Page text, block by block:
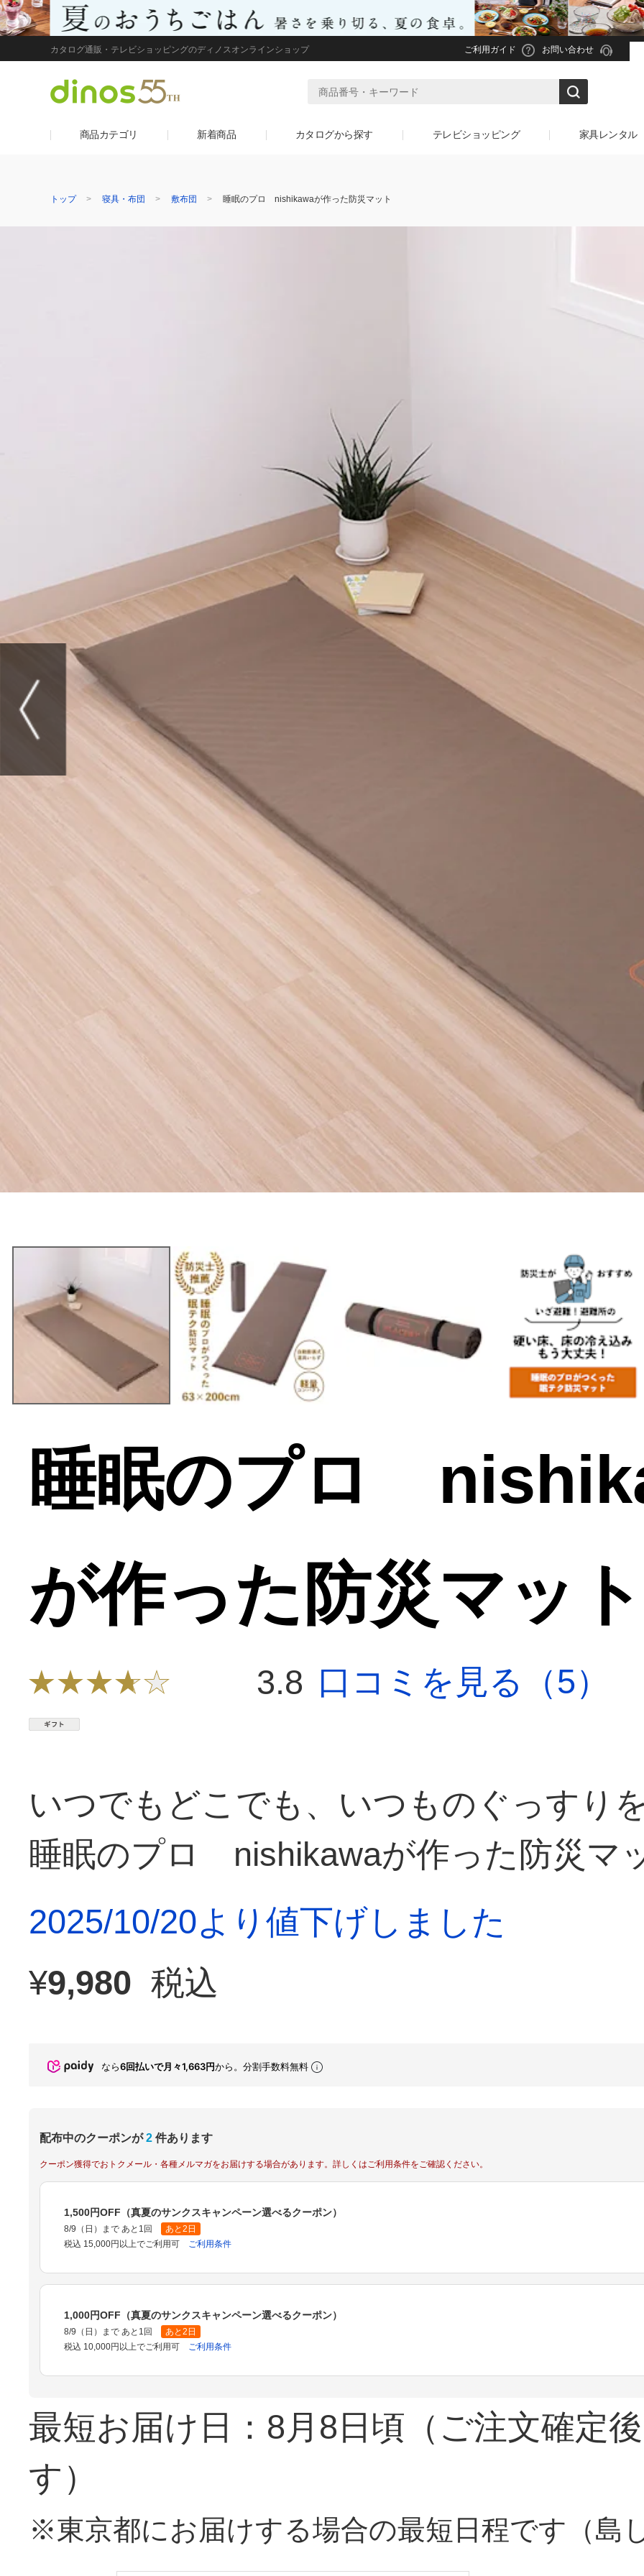
カタログ通販・テレビショッピングのディノスオンラインショップ ご利用ガイド お問い合わせ
商品カテゴリ 新着商品 カタログから探す テレビショッピング 家具レンタル
トップ 寝具・布団 敷布団 睡眠のプロ nishikawaが作った防災マット
睡眠のプロ
が作った防災マット
3.8 口コミを見る（5）
いつでもどこでも、いつものぐっすりを
睡眠のプロ nishikawaが作った防災マ
2025/10/20より値下げしました
¥9,980 税込
なら6回払いで月々1,663円から。分割手数料無料
配布中のクーポンが 2 件あります
クーポン獲得でおトクメール・各種メルマガをお届けする場合があります。詳しくはご利用条件をご確認ください。
1,500円OFF（真夏のサンクスキャンペーン選べるクーポン）
8/9（日）まで あと1回
あと2日
税込 15,000円以上でご利用可
ご利用条件
1,000円OFF（真夏のサンクスキャンペーン選べるクーポン）
8/9（日）まで あと1回
あと2日
税込 10,000円以上でご利用可
ご利用条件
最短お届け日：8月8日頃 （ご注文確定
す）
※東京都にお届けする場合の最短日程です（島